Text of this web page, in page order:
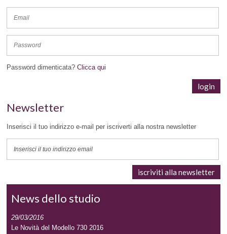
Password dimenticata?Clicca qui
Newsletter
Inserisci il tuo indirizzo e-mail per iscriverti alla nostra newsletter
News dello studio
29/03/2016
Le Novità del Modello 730 2016